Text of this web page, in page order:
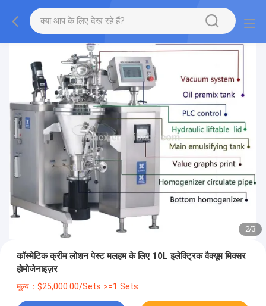
2/3
कॉस्मेटिक क्रीम लोशन पेस्ट मलहम के लिए 10L इलेक्ट्रिक वैक्यूम मिक्सर
होमोजेनाइज़र
मूल्य：$25,000.00/Sets >=1 Sets